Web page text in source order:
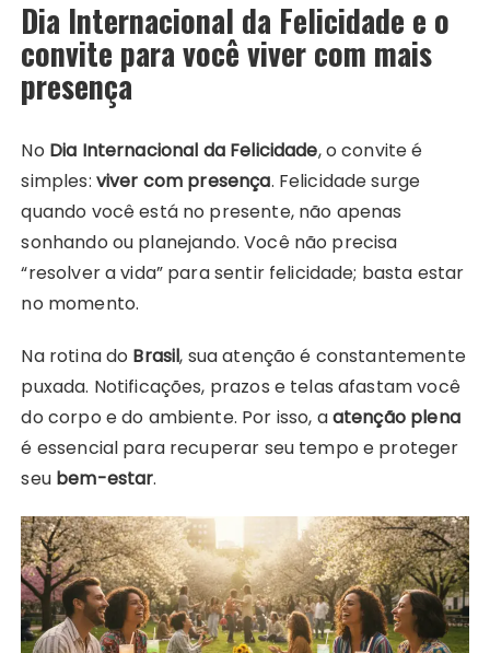
Dia Internacional da Felicidade e o
convite para você viver com mais
presença
No Dia Internacional da Felicidade, o convite é
simples: viver com presença. Felicidade surge
quando você está no presente, não apenas
sonhando ou planejando. Você não precisa
“resolver a vida” para sentir felicidade; basta estar
no momento.
Na rotina do Brasil, sua atenção é constantemente
puxada. Notificações, prazos e telas afastam você
do corpo e do ambiente. Por isso, aatenção plena
é essencial para recuperar seu tempo e proteger
seu bem-estar.